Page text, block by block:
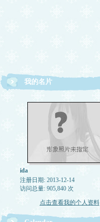
我的名片
ida
注册日期: 2013-12-14
访问总量: 905,840 次
点击查看我的个人资料